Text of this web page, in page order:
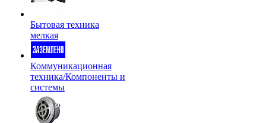
Бытовая техника
мелкая
Коммуникационная
техника/Компоненты и
системы